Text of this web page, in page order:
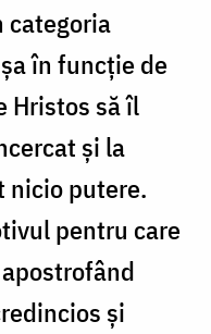
categoria
în funcție de
Hristos să îl
și la
nicio putere.
pentru care
și